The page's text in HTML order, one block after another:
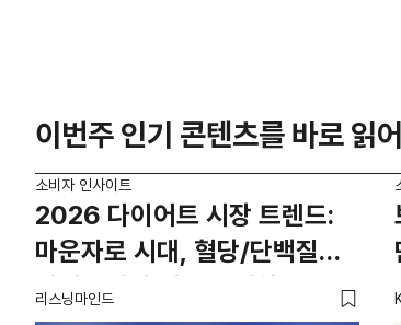
이번주 인기 콘텐츠를 바로 읽
소비자 인사이트
2026 다이어트 시장 트렌드:
마운자로 시대, 혈당/단백질
카테고리의 새로운 기회
리스닝마인드